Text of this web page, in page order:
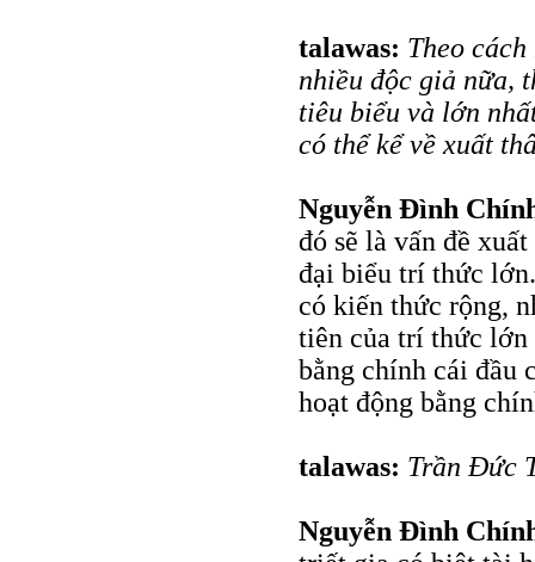
talawas: Theo
nhiều độc giả nữa,
tiêu biểu và lớn
có thể kể về xuất
Nguyễn Đình
đó sẽ là vấn đề
đại biểu trí thức
có kiến thức rộng,
tiên của trí thức lớn
bằng chính cái đầu
hoạt động bằng
talawas: Trần Đức
Nguyễn Đình